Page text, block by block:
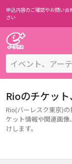
申込内容のご確認やお問い合
さい
Rioのチケッ
Rio(バーレスク東京)
ケット情報や関連画
けします。